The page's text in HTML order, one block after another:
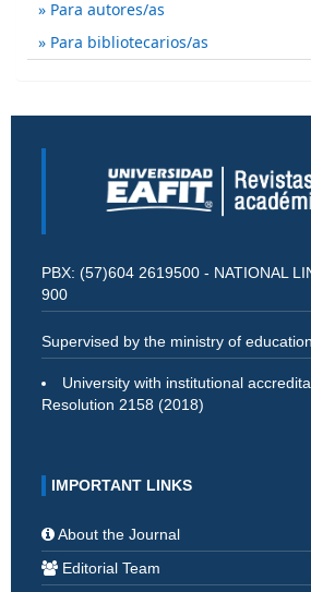
Para autores/as
Para bibliotecarios/as
PBX: (57)604 2619500 - NATIONAL
900
Supervised by the ministry of education
University with institutional
Resolution 2158 (2018)
IMPORTANT LINKS
About the Journal
Editorial Team